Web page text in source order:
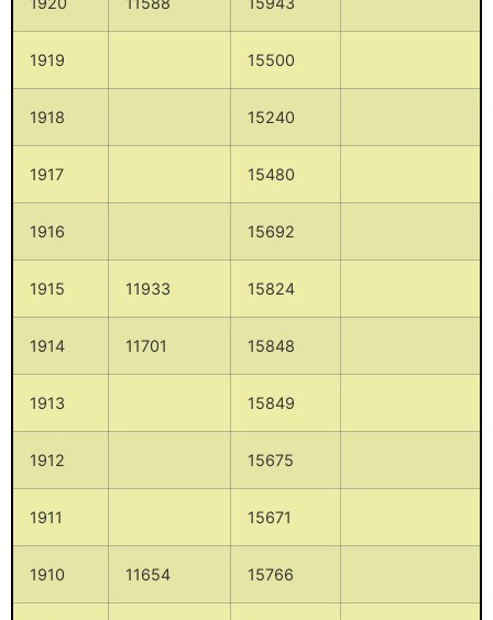
1919 15500
1918 15240
1917 15480
1916 15692
1915 11933 15824
1914 11701 15848
1913 15849
1912 15675
1911 15671
1910 11654 15766